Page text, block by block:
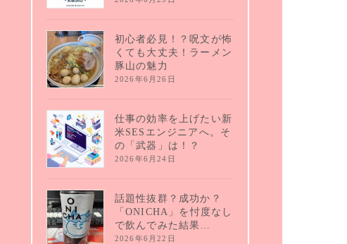
初心者必見！？呪文が怖
くても大丈夫！ラーメン
豚山の魅力
2026年6月26日
仕事の効率を上げたい新
米SESエンジニアへ。そ
の「武器」は！？
2026年6月24日
話題性抜群？成功か？
「ONICHA」を忖度なし
で飲んでみた結果…
2026年6月22日